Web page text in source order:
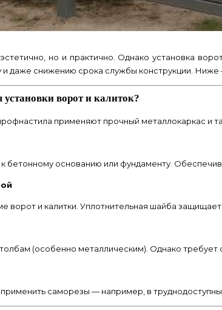
но и практично. Однако установка
даже снижению срока службы конструкции.
ворот и калиток?
применяют прочный металлокаркас и
бетонному основанию или фундаменту.
ворот и калитки. Уплотнительная шайба защищает
(особенно металлическим). Однако требует
саморезы — например, в